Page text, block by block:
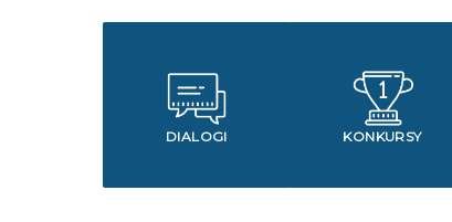
DIALOGI KONKURSY